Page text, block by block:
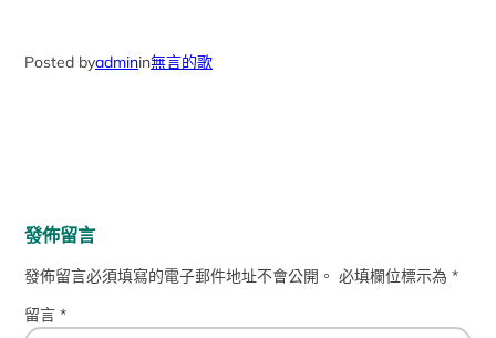
Posted byadminin無言的歌
發佈留言
發佈留言必須填寫的電子郵件地址不會公開。 必填欄位標示為*
留言*